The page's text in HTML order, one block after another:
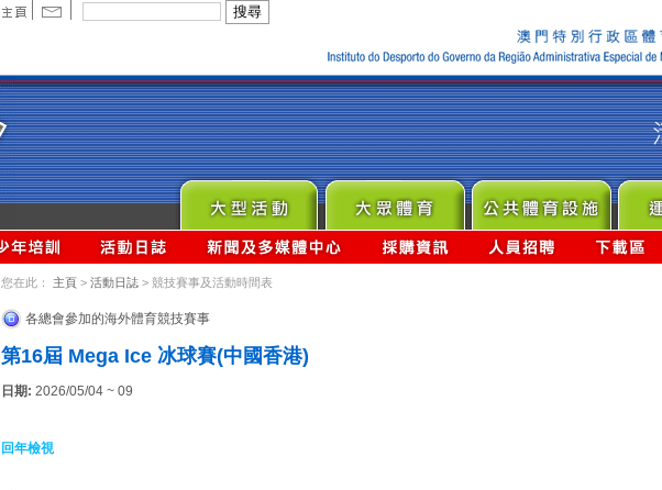
您在此： 主頁 > 活動日誌 > 競技賽事及活動時間表
各總會參加的海外體育競技賽事
第16屆 Mega Ice 冰球賽(中國香港)
日期: 2026/05/04 ~ 09
回年檢視